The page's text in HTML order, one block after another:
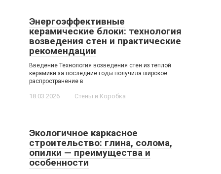
Энергоэффективные
керамические блоки: технология
возведения стен и практические
рекомендации
Введение Технология возведения стен из теплой
керамики за последние годы получила широкое
распространение в
18.03.2026 Стены и Коробка
Экологичное каркасное
строительство: глина, солома,
опилки — преимущества и
особенности